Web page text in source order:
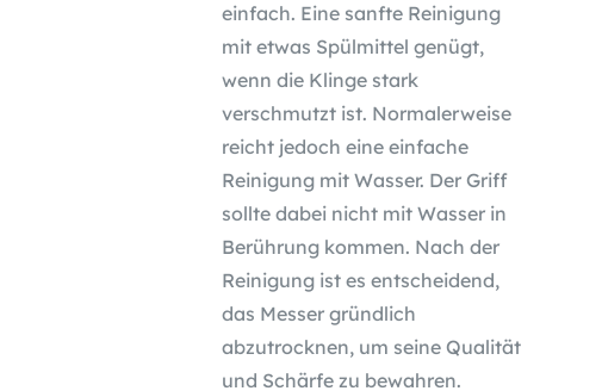
einfach. Eine sanfte Reinigung
mit etwas Spülmittel genügt,
wenn die Klinge stark
verschmutzt ist. Normalerweise
reicht jedoch eine einfache
Reinigung mit Wasser. Der Griff
sollte dabei nicht mit Wasser in
Berührung kommen. Nach der
Reinigung ist es entscheidend,
das Messer gründlich
abzutrocknen, um seine Qualität
und Schärfe zu bewahren.